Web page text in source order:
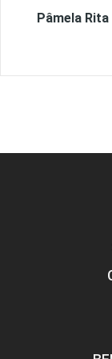
Pâmela Rita